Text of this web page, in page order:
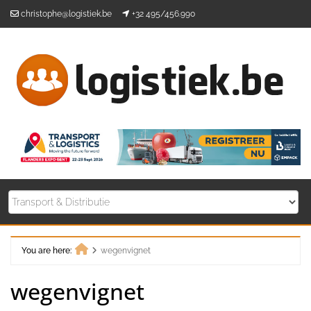
christophe@logistiek.be +32 495/456.990
You are here:
wegenvignet
wegenvignet